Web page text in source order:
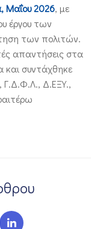
Μαΐου 2026, με
έργου των
των πολιτών.
απαντήσεις στα
και συντάχθηκε
Γ.Δ.Φ.Λ., Δ.ΕΞΥ.,